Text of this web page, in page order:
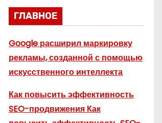
ГЛАВНОЕ
Google расширил маркировку
рекламы, созданной с помощью
искусственного интеллекта
Как повысить эффективность
SEO-продвижения Как